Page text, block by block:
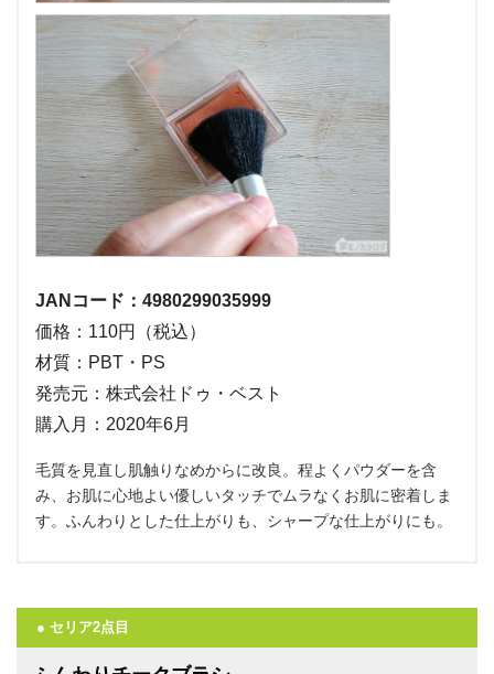
JANコード：4980299035999
価格：110円（税込）
材質：PBT・PS
発売元：株式会社ドゥ・ベスト
購入月：2020年6月
毛質を見直し肌触りなめからに改良。程よくパウダーを含
み、お肌に心地よい優しいタッチでムラなくお肌に密着しま
す。ふんわりとした仕上がりも、シャープな仕上がりにも。
● セリア2点目